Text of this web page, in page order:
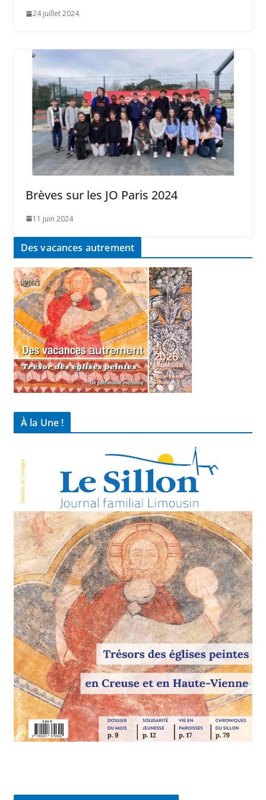
24 juillet 2024
Brèves sur les JO Paris 2024
11 juin 2024
Des vacances autrement
À la Une !